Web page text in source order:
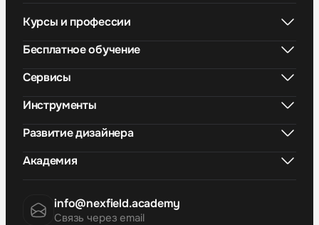
info@nexfield.academy
Связь через email
Курсы и профессии
Бесплатное обучение
Сервисы
Инструменты
Развитие дизайнера
Академия